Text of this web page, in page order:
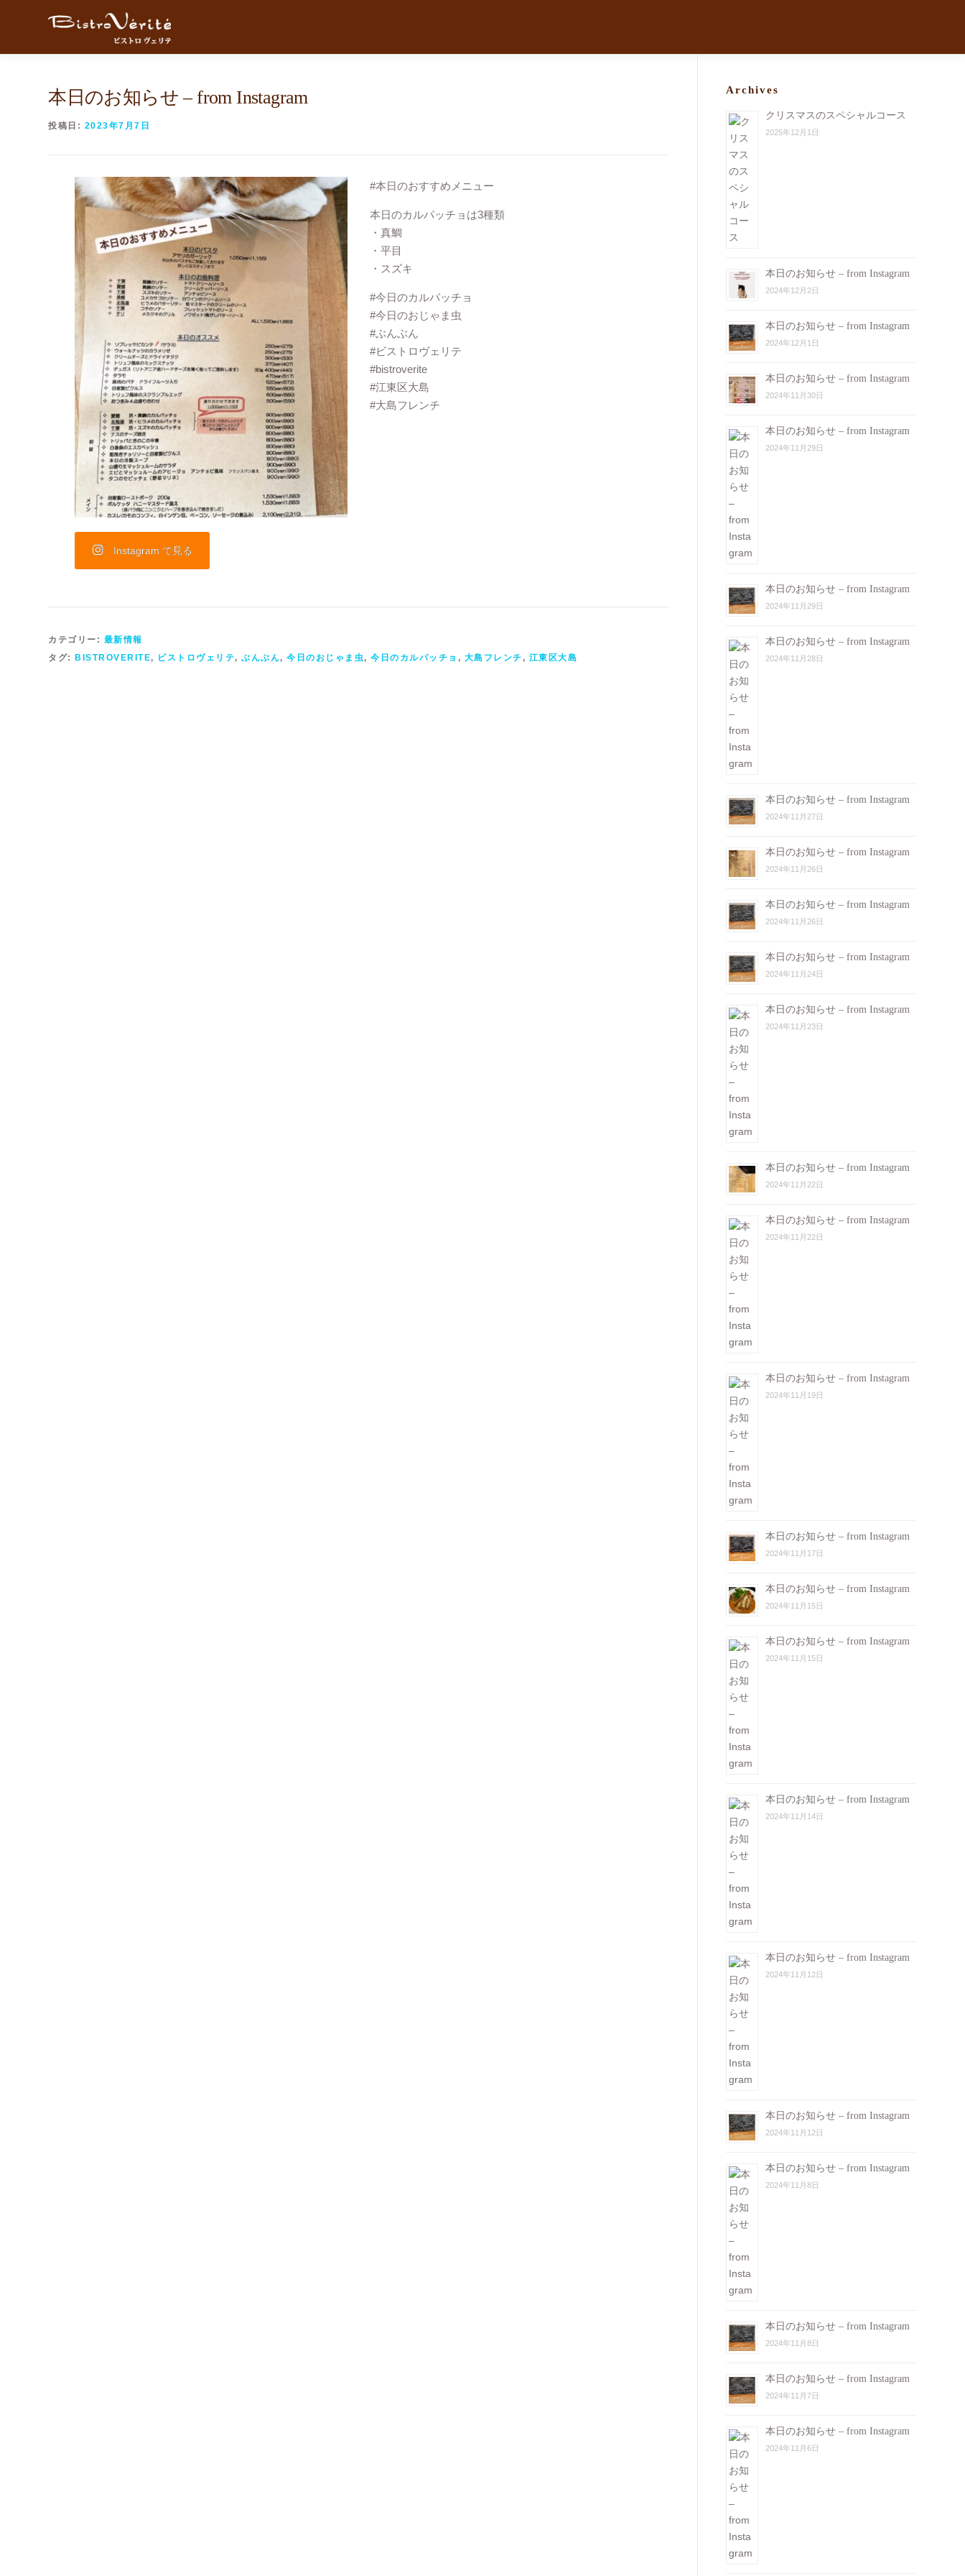
本日のお知らせ – from Instagram
投稿日: 2023年7月7日
Instagram で見る
#本日のおすすめメニュー
本日のカルパッチョは3種類
・真鯛
・平目
・スズキ
#今日のカルパッチョ
#今日のおじゃま虫
#ぶんぶん
#ビストロヴェリテ
#bistroverite
#江東区大島
#大島フレンチ
カテゴリー: 最新情報
タグ:
BISTROVERITE, ビストロヴェリテ,ぶんぶん,今日のおじゃま虫,今日のカルパッチョ , 大島フレンチ , 江東区大島
Archives
クリスマスのスペシャルコース
2025年12月1日
本日のお知らせ – from Instagram
2024年12月2日
本日のお知らせ – from Instagram
2024年12月1日
本日のお知らせ – from Instagram
2024年11月30日
本日のお知らせ – from Instagram
2024年11月29日
本日のお知らせ – from Instagram
2024年11月29日
本日のお知らせ – from Instagram
2024年11月28日
本日のお知らせ – from Instagram
2024年11月27日
本日のお知らせ – from Instagram
2024年11月26日
本日のお知らせ – from Instagram
2024年11月26日
本日のお知らせ – from Instagram
2024年11月24日
本日のお知らせ – from Instagram
2024年11月23日
本日のお知らせ – from Instagram
2024年11月22日
本日のお知らせ – from Instagram
2024年11月22日
本日のお知らせ – from Instagram
2024年11月19日
本日のお知らせ – from Instagram
2024年11月17日
本日のお知らせ – from Instagram
2024年11月15日
本日のお知らせ – from Instagram
2024年11月15日
本日のお知らせ – from Instagram
2024年11月14日
本日のお知らせ – from Instagram
2024年11月12日
本日のお知らせ – from Instagram
2024年11月12日
本日のお知らせ – from Instagram
2024年11月8日
本日のお知らせ – from Instagram
2024年11月8日
本日のお知らせ – from Instagram
2024年11月7日
本日のお知らせ – from Instagram
2024年11月6日